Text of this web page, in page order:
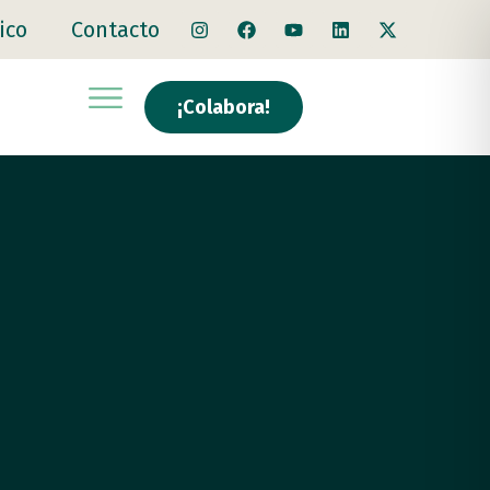
Contacto
¡Colabora!